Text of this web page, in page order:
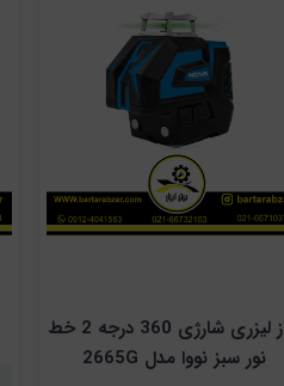
تراز لیزری شارژی 360 درجه 2 خط
نور سبز نووا مدل 2665G